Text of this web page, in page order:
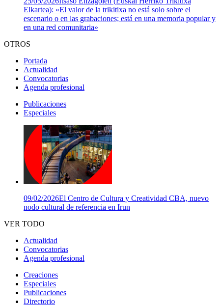
Elkartea): «El valor de la trikitixa no está solo sobre el
escenario o en las grabaciones; está en una memoria popular y
en una red comunitaria»
OTROS
Portada
Actualidad
Convocatorias
Agenda profesional
Publicaciones
Especiales
09/02/2026El Centro de Cultura y Creatividad CBA, nuevo
nodo cultural de referencia en Irun
VER TODO
Actualidad
Convocatorias
Agenda profesional
Creaciones
Especiales
Publicaciones
Directorio